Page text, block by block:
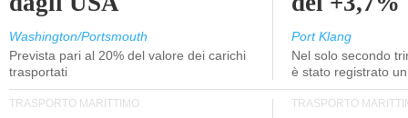
Washington/Portsmouth
Prevista pari al 20% del valore dei carichi
trasportati
Port Klang
Nel solo secondo
è stato registrato
TRASPORTO MARITTIMO TRASPORTO